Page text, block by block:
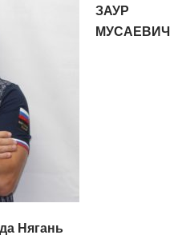
ЗАУР
МУСАЕВИЧ
Нягань